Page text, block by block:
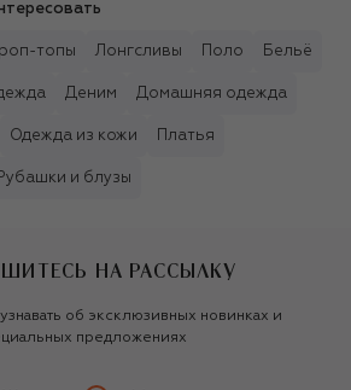
топы Лонгсливы Поло Бельё
Деним Домашняя одежда
Одежда из кожи Платья
и блузы
НА РАССЫЛКУ
об эксклюзивных новинках и
предложениях